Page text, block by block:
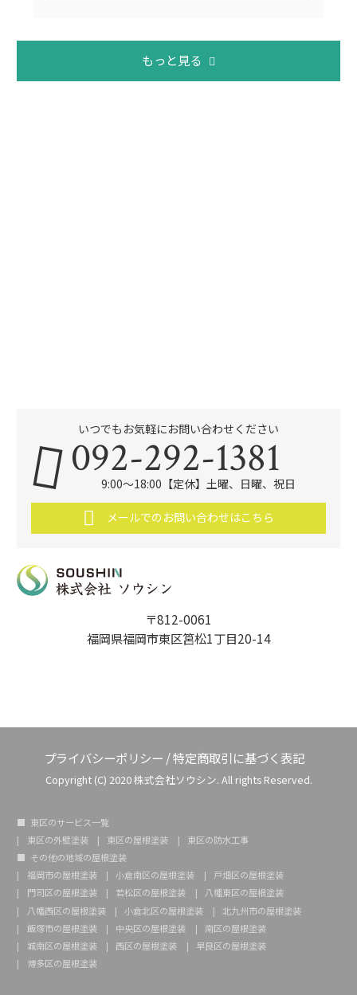
もっと見る
〒812-0061
福岡県福岡市東区筥松1丁目20-14
いつでもお気軽にお問い合わせください
092-292-1381
9:00～18:00【定休】土曜、日曜、祝日
メールでのお問い合わせはこちら
プライバシーポリシー /特定商取引に基づく表記
Copyright (C) 2020 株式会社ソウシン. All rights Reserved.
東区のサービス一覧
東区の外壁塗装
東区の屋根塗装
東区の防水工事
その他の地域の屋根塗装
福岡市の屋根塗装
小倉南区の屋根塗装
戸畑区の屋根塗装
門司区の屋根塗装
若松区の屋根塗装
八幡東区の屋根塗装
八幡西区の屋根塗装
小倉北区の屋根塗装
北九州市の屋根塗装
飯塚市の屋根塗装
中央区の屋根塗装
南区の屋根塗装
城南区の屋根塗装
西区の屋根塗装
早良区の屋根塗装
博多区の屋根塗装